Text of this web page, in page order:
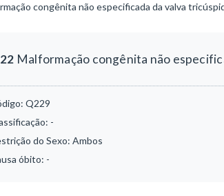
congênita não especificada da valva
Malformação congênita não
Q229
-
do Sexo: Ambos
óbito: -